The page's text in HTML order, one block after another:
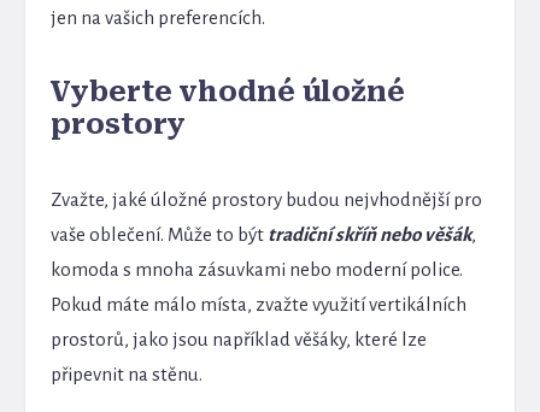
jen na vašich preferencích.
Vyberte vhodné úložné
prostory
Zvažte, jaké úložné prostory budou nejvhodnější pro
vaše oblečení. Může to být tradiční skříň nebo věšák,
komoda s mnoha zásuvkami nebo moderní police.
Pokud máte málo místa, zvažte využití vertikálních
prostorů, jako jsou například věšáky, které lze
připevnit na stěnu.